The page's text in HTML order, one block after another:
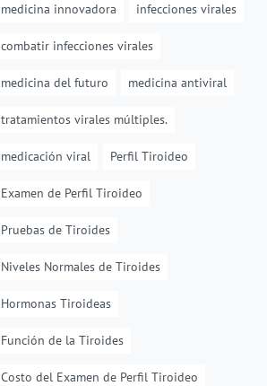
medicina innovadora infecciones virales
combatir infecciones virales
medicina del futuro medicina antiviral
tratamientos virales múltiples.
medicación viral Perfil Tiroideo
Examen de Perfil Tiroideo
Pruebas de Tiroides
Niveles Normales de Tiroides
Hormonas Tiroideas
Función de la Tiroides
Costo del Examen de Perfil Tiroideo